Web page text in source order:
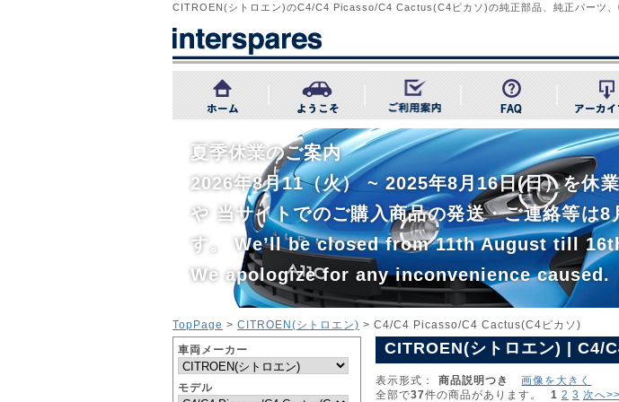
CITROEN(シトロエン)のC4/C4 Picasso/C4 Cactus(C4ピカソ)の純正部品、純正パーツ、
夏季休業のご案内
2026年8月11（火） ~ 2025年8月16日(日）を休
や 当サイトでのご購入商品の発送・ご連絡等は
す。 We’ll be closed from 11th August till
We apologize for any inconvenience caused.
TopPage > CITROEN(シトロエン) > C4/C4 Picasso/C4 Cactus(C4ピカソ)
車両メーカー
モデル
CITROEN(シトロエン) | C4/
表示形式： 商品説明つき 画像を大きく
全部で37件の商品があります。 1 2 3 次へ>>